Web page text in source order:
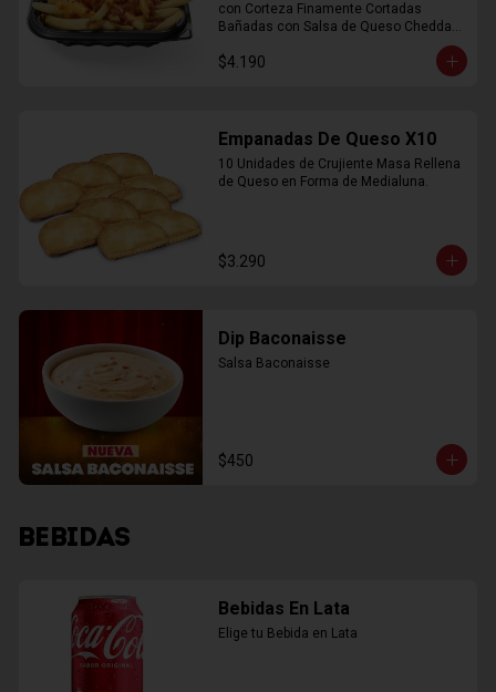
con Corteza Finamente Cortadas
Bañadas con Salsa de Queso Cheddar
$4.190
Empanadas De Queso X10
10 Unidades de Crujiente Masa Rellena
de Queso en Forma de Medialuna.
$3.290
Dip Baconaisse
Salsa Baconaisse
$450
BEBIDAS
Bebidas En Lata
Elige tu Bebida en Lata